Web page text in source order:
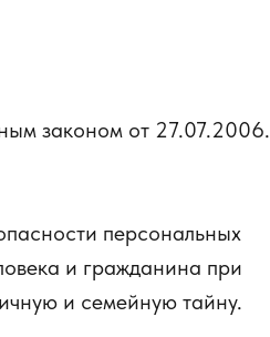
законом от 27.07.2006.
персональных
и гражданина при
и семейную тайну.